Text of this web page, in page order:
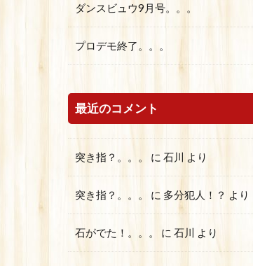
ダンスビュウ9月号。。。
プロデモ終了。。。
最近のコメント
突き指？。。。 に 石川 より
突き指？。。。 に 多分犯人！？ より
石がでた！。。。 に 石川 より